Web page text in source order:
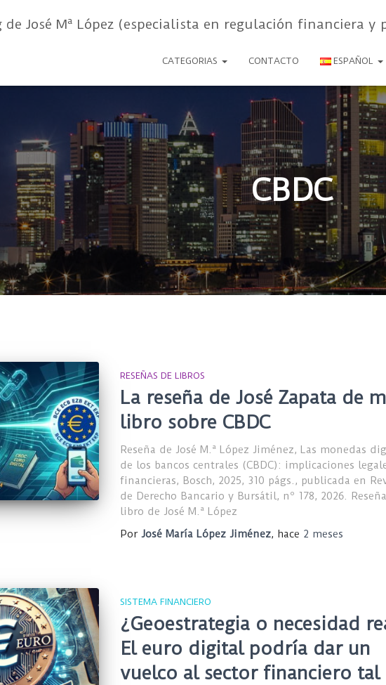
de José Mª López (especialista en regulación financiera
CATEGORIAS CONTACTO ESPAÑOL
CBDC
RESEÑAS DE LIBROS
La reseña de José Zapata de
libro sobre CBDC
Reseña de José M.ª López Jiménez, Las monedas
de los bancos centrales (CBDC): implicaciones
financieras, Bosch, 2025, 310 págs., publicada en
de Derecho Bancario y Bursátil, nº 178, 2026.
libro de José M.ª López
Por José María López Jiménez, hace 2 meses
SISTEMA FINANCIERO
¿Geoestrategia o necesidad
El euro digital podría dar un
vuelco al sector financiero tal